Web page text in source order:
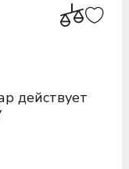
действует